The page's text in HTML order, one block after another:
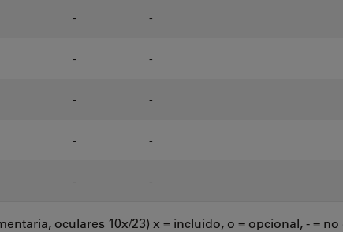
- -
- -
- -
- -
- -
oculares 10x/23) x = incluido, o = opcional, - =